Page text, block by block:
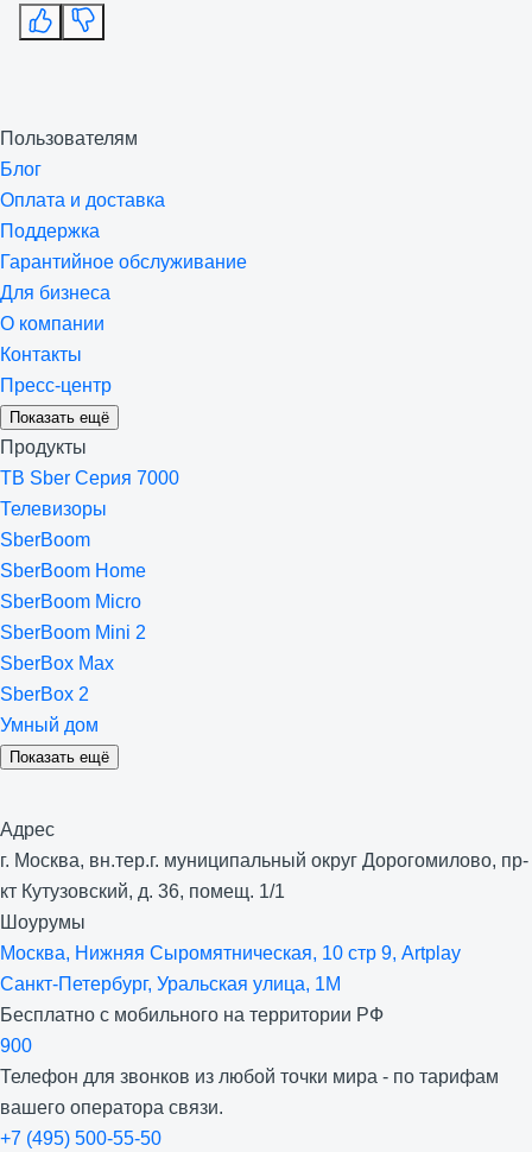
Пользователям
Блог
Оплата и доставка
Поддержка
Гарантийное обслуживание
Для бизнеса
О компании
Контакты
Пресс-центр
Показать ещё
Продукты
ТВ Sber Серия 7000
Телевизоры
SberBoom
SberBoom Home
SberBoom Micro
SberBoom Mini 2
SberBox Max
SberBox 2
Умный дом
Показать ещё
Адрес
г. Москва, вн.тер.г. муниципальный округ Дорогомилово, пр-
кт Кутузовский, д. 36, помещ. 1/1
Шоурумы
Москва, Нижняя Сыро­мятническая, 10 стр 9, Artplay
Санкт-Петербург, Уральская улица, 1М
Бесплатно с мобильного на территории РФ
900
Телефон для звонков из любой точки мира - по тарифам
вашего оператора связи.
+7 (495) 500-55-50